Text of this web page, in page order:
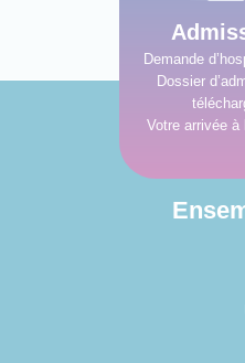
Demande
Dossier
Votre arrivée à